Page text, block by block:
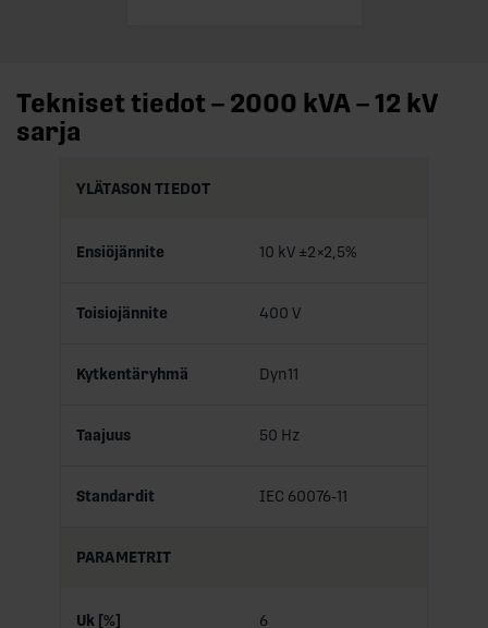
Tekniset tiedot – 2000 kVA – 12 kV
sarja
YLÄTASON TIEDOT
Ensiöjännite 10 kV ±2×2,5%
Toisiojännite 400 V
Kytkentäryhmä Dyn11
Taajuus 50 Hz
Standardit IEC 60076-11
PARAMETRIT
Uk [%] 6